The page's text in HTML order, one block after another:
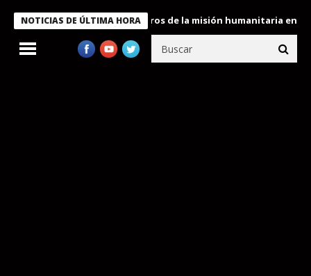
NOTICIAS DE ÚLTIMA HORA
condecora a miembros de la misión humanitaria enviada a